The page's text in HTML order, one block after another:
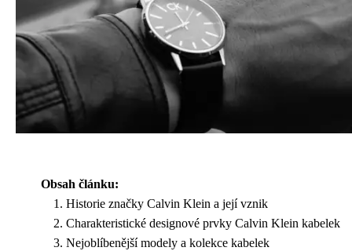
Obsah článku:
Historie značky Calvin Klein a její vznik
Charakteristické designové prvky Calvin Klein kabelek
Nejoblíbenější modely a kolekce kabelek